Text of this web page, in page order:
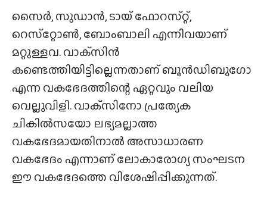
സൈർ, സുഡാൻ, ടായ് ഫോറസ്‌റ്റ്‌,
റെസ്‌റ്റോൺ, ബോംബാലി എന്നിവയാണ്
മറ്റുള്ളവ. വാക്‌സിൻ
കണ്ടെത്തിയിട്ടില്ലെന്നതാണ് ബൂൻഡിബുഗോ
എന്ന വകഭേദത്തിന്റെ ഏറ്റവും വലിയ
വെല്ലുവിളി. വാക്‌സിനോ പ്രത്യേക
ചികിൽസയോ ലഭ്യമല്ലാത്ത
വകഭേദമായതിനാൽ അസാധാരണ
വകഭേദം എന്നാണ് ലോകാരോഗ്യ സംഘടന
ഈ വകഭേദത്തെ വിശേഷിപ്പിക്കുന്നത്.